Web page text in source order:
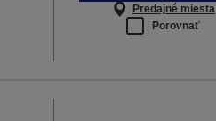
Predajné miesta
Porovnať